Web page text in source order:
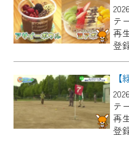
テ
再
登
テ
再
登
【ご注意】
2024年9月24日か
ビス向上のため、
『CCNet Web TV
一部コンテンツを除
CCNetサービスへ
ページ※』へのロ
す。